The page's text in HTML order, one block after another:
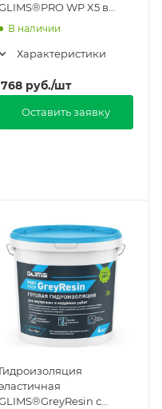
WP X5 в
Москве
В наличии
Характеристики
768 руб./шт
Оставить заявку
Гидроизоляция
с